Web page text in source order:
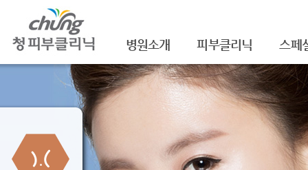
병원소개 피부클리닉 스페
의료진소개
레이저장비소개
찾아오시는 길
공지사항
여드름
여드름자국/흉터
기미/색소
주근깨/잡티
점/검버섯
셀라
레이
주름/
제모
FNS